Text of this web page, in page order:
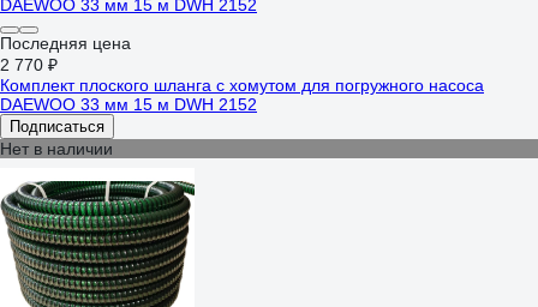
Последняя цена
2 770 ₽
Комплект плоского шланга с хомутом для погружного насоса
DAEWOO 33 мм 15 м DWH 2152
Подписаться
Нет в наличии